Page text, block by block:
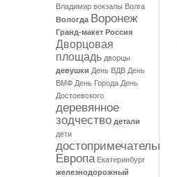
Владимир вокзалы Волга
Вологда Воронеж
Гранд-макет Россия
Дворцовая
площадь дворцы
девушки День ВДВ День
ВМФ День Города День
Достоевского
деревянное
зодчество детали
дети
Европа Екатеринбург
железнодорожный